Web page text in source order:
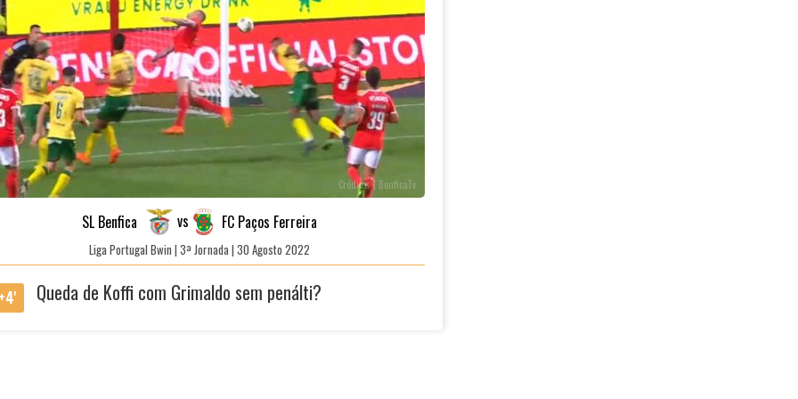
Créditos | BenficaTv
SL Benfica vs FC Paços Ferreira
Liga Portugal Bwin | 3ª Jornada | 30 Agosto 2022
Queda de Koffi com Grimaldo sem penálti?